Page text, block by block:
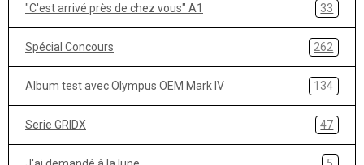
"C'est arrivé près de chez vous" A1 33
Spécial Concours 262
Album test avec Olympus OEM Mark IV 134
Serie GRIDX 47